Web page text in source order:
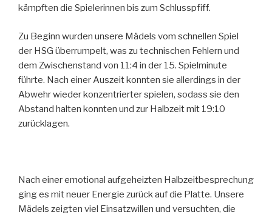
kämpften die Spielerinnen bis zum Schlusspfiff.
Zu Beginn wurden unsere Mädels vom schnellen Spiel
der HSG überrumpelt, was zu technischen Fehlern und
dem Zwischenstand von 11:4 in der 15. Spielminute
führte. Nach einer Auszeit konnten sie allerdings in der
Abwehr wieder konzentrierter spielen, sodass sie den
Abstand halten konnten und zur Halbzeit mit 19:10
zurücklagen.
Nach einer emotional aufgeheizten Halbzeitbesprechung
ging es mit neuer Energie zurück auf die Platte. Unsere
Mädels zeigten viel Einsatzwillen und versuchten, die